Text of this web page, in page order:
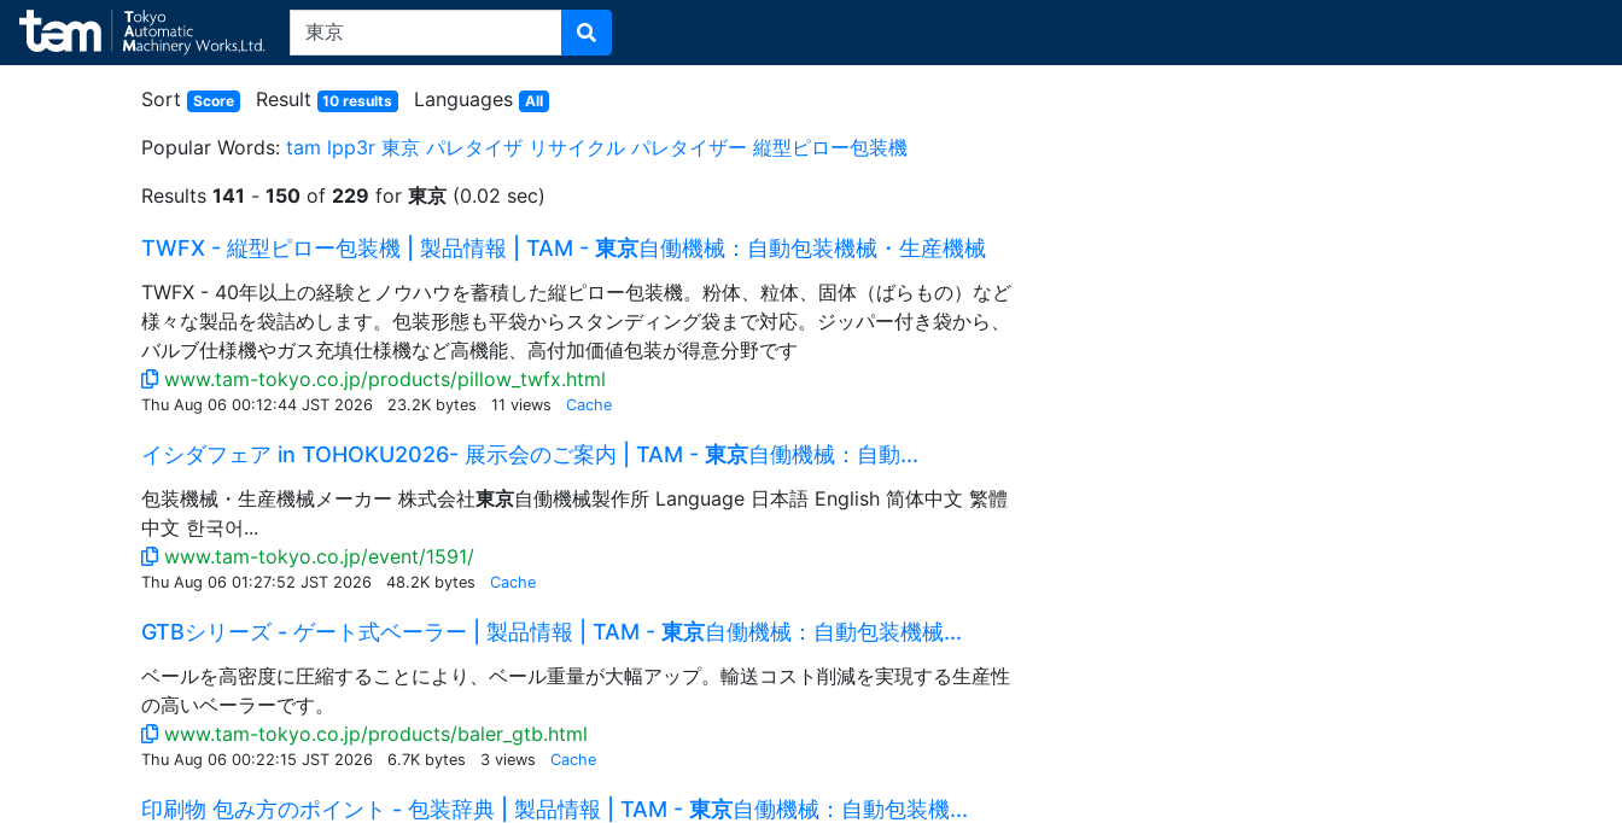
Sort Score Result 10 results Languages All
Popular Words: tam lpp3r 東京 パレタイザ リサイクル パレタイザー 縦型ピロー包装機
Results 141 - 150 of 229 for 東京 (0.02 sec)
TWFX - 縦型ピロー包装機 | 製品情報 | TAM - 東京自働機械：自動包装機械・生産機械
TWFX - 40年以上の経験とノウハウを蓄積した縦ピロー包装機。粉体、粒体、固体（ばらもの）など
様々な製品を袋詰めします。包装形態も平袋からスタンディング袋まで対応。ジッパー付き袋から、
バルブ仕様機やガス充填仕様機など高機能、高付加価値包装が得意分野です
www.tam-tokyo.co.jp/products/pillow_twfx.html
Thu Aug 06 00:12:44 JST 2026 23.2K bytes 11 views Cache
イシダフェア in TOHOKU2026- 展示会のご案内 | TAM - 東京自働機械：自動...
包装機械・生産機械メーカー 株式会社東京自働機械製作所 Language 日本語 English 简体中文 繁體
中文 한국어...
www.tam-tokyo.co.jp/event/1591/
Thu Aug 06 01:27:52 JST 2026 48.2K bytes Cache
GTBシリーズ - ゲート式ベーラー | 製品情報 | TAM - 東京自働機械：自動包装機械...
ベールを高密度に圧縮することにより、ベール重量が大幅アップ。輸送コスト削減を実現する生産性
の高いベーラーです。
www.tam-tokyo.co.jp/products/baler_gtb.html
Thu Aug 06 00:22:15 JST 2026 6.7K bytes 3 views Cache
印刷物 包み方のポイント - 包装辞典 | 製品情報 | TAM - 東京自働機械：自動包装機...